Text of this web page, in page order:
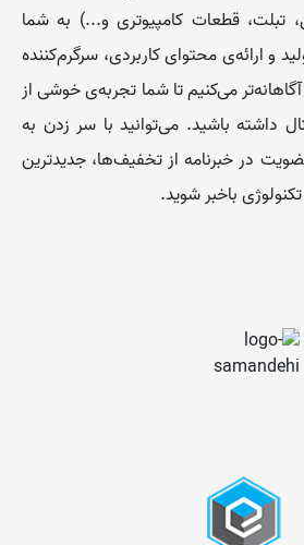
تبلت، قطعات کامپیوتری و...) به شما
و ارائه‌ی محتوای کاربردی، سرگرم‌کننده
می‌کنیم تا شما تجربه‌ی خوشی از
داشته باشید. می‌توانید با سر زدن به
در خبرنامه از تخفیف‌‌ها، جدیدترین
باخبر شوید.